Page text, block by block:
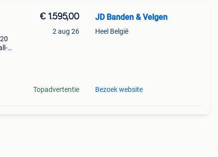
€ 1.595,00
2 aug 26
Topadvertentie
JD Banden & Velgen
Heel België
Bezoek website